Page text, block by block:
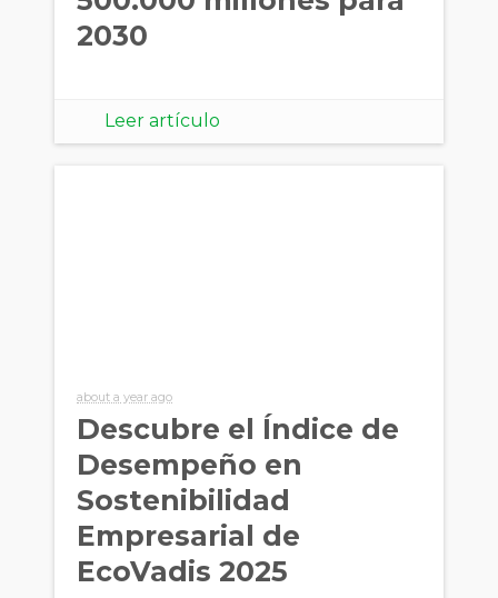
2030
Leer artículo
about a year ago
Descubre el Índice de
Desempeño en
Sostenibilidad
Empresarial de
EcoVadis 2025